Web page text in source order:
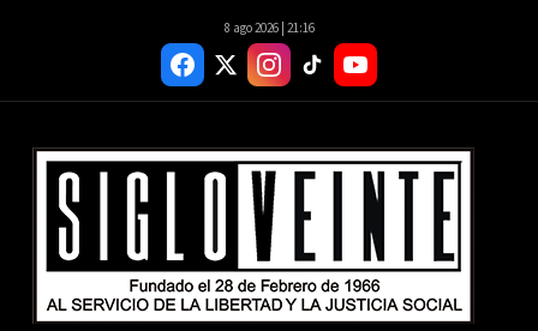
8 ago 2026 | 21:16